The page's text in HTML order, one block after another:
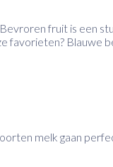
fruit is een
favorieten? Blauwe
melk gaan